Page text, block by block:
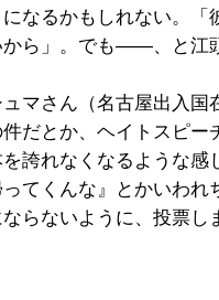
なるかもしれない。「
ら」。でも――、と江
ュマさん（名古屋出入
だとか、ヘイトスピー
誇れなくなるような
てくんな』とかいわれ
らないように、投票し